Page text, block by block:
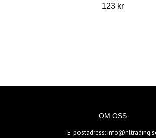
123 kr
OM OSS
E-postadress: